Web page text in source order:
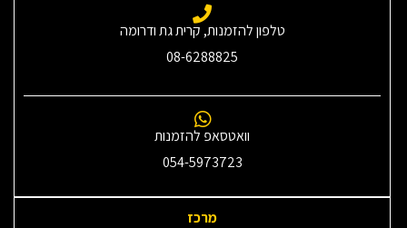
טלפון להזמנות, קרית גת ודרומה
08-6288825
וואטסאפ להזמנות
054-5973723
מרכז